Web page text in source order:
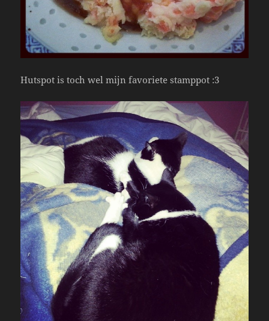
Hutspot is toch wel mijn favoriete stamppot :3